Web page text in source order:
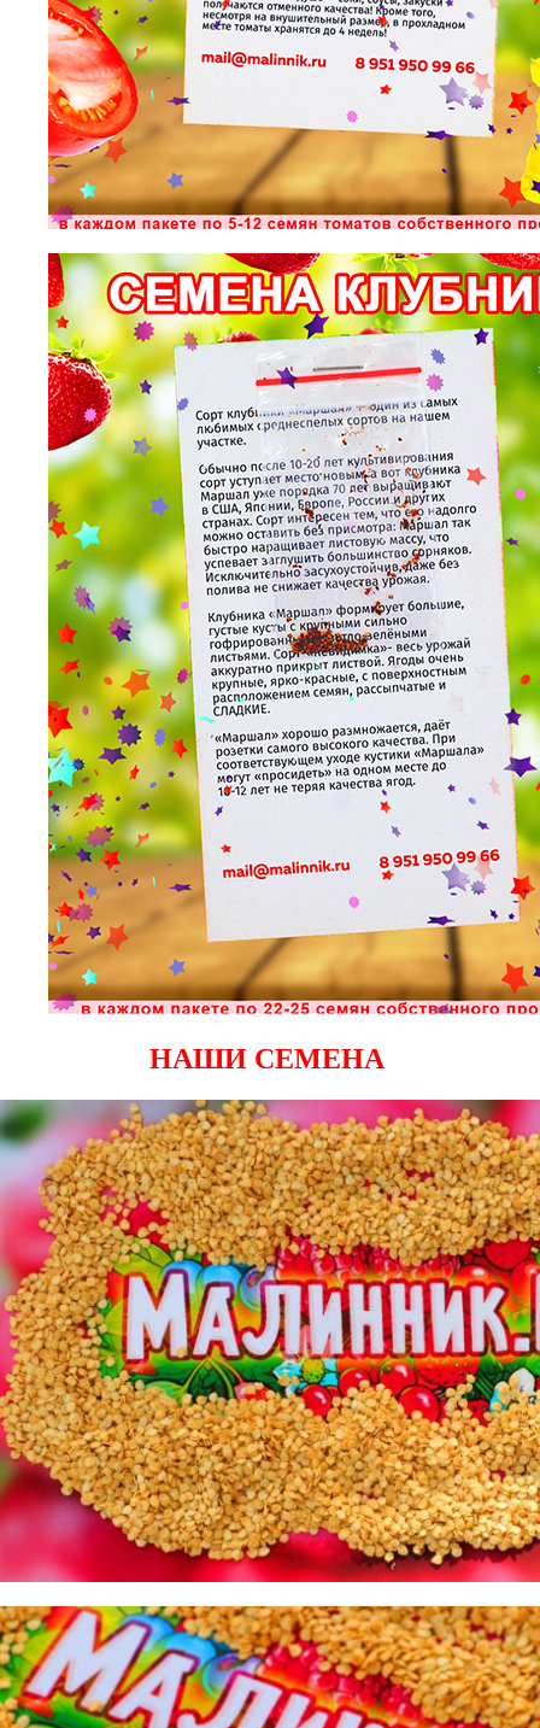
НАШИ СЕМЕНА